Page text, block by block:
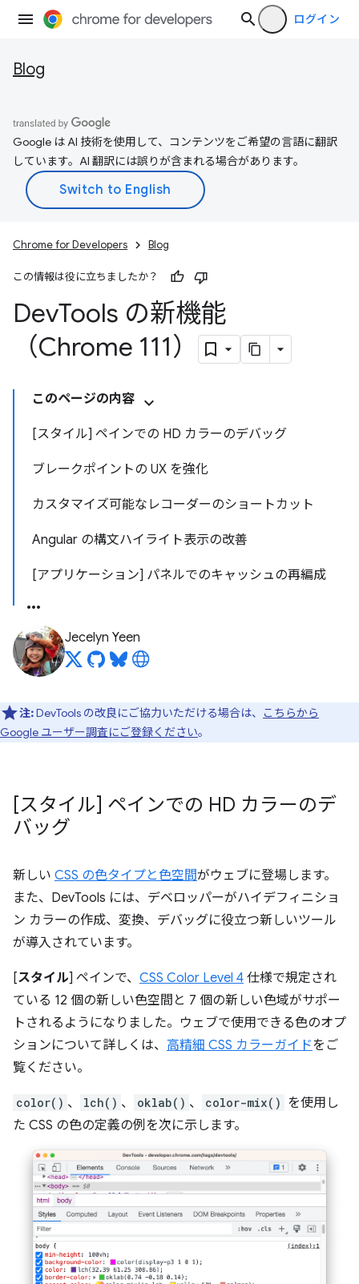
ログイン
Blog
Google は AI 技術を使用して、コンテンツをご希望の言語に翻訳
しています。AI 翻訳には誤りが含まれる場合があります。
Chrome for Developers Blog
この情報は役に立ちましたか？
DevTools の新機能
（Chrome 111）
このページの内容
[スタイル] ペインでの HD カラーのデバッグ
ブレークポイントの UX を強化
カスタマイズ可能なレコーダーのショートカット
Angular の構文ハイライト表示の改善
[アプリケーション] パネルでのキャッシュの再編成
Jecelyn Yeen
注:DevTools の改良にご協力いただける場合は、
こちらから
Google ユーザー調査にご登録ください。
[スタイル] ペインでの HD カラーのデ
バッグ
新しい CSS の色タイプと色空間がウェブに登場します。
また、DevTools には、デベロッパーがハイデフィニショ
ン カラーの作成、変換、デバッグに役立つ新しいツール
が導入されています。
[スタイル] ペインで、 CSS Color Level 4 仕様で規定され
ている 12 個の新しい色空間と 7 個の新しい色域がサポー
トされるようになりました。ウェブで使用できる色のオプ
ションについて詳しくは、 高精細 CSS カラーガイドをご
覧ください。
color() 、 lch() 、 oklab() 、 color-mix() を使用し
た CSS の色の定義の例を次に示します。